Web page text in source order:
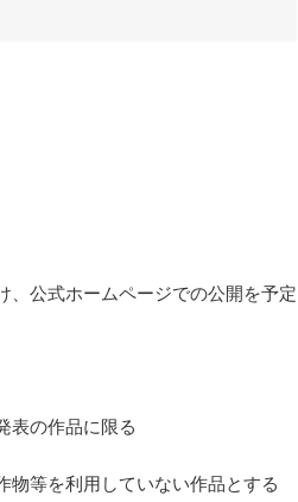
公式ホームページでの公開を予定
表の作品に限る
等を利用していない作品とする